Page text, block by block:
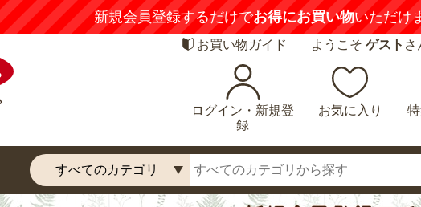
新規会員登録するだけでお得にお買い物いただけ
お買い物ガイド ようこそ ゲスト さ
ログイン・新規登
録
お気に入り